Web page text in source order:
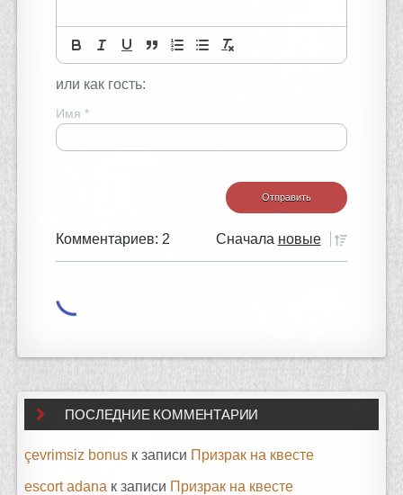
или как гость:
Имя *
Комментариев: 2 Сначала новые
ПОСЛЕДНИЕ КОММЕНТАРИИ
çevrimsiz bonus к записи Призрак на квесте
escort adana к записи Призрак на квесте